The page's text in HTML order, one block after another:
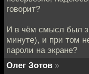
говорит?
И в чём смысл был
минуте), и при том
пароли на экране?
Олег Зотов »